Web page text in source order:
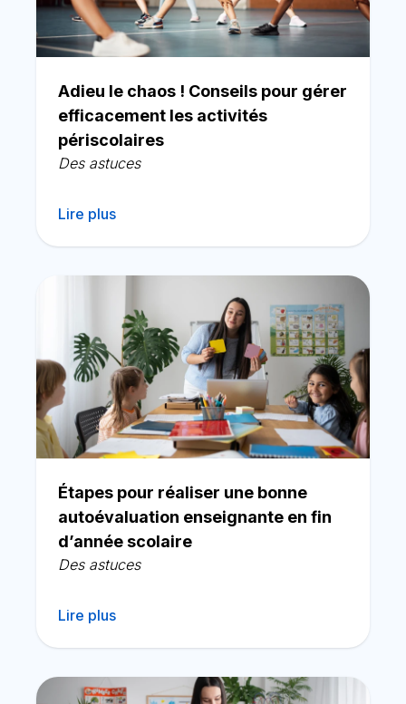
Adieu le chaos ! Conseils pour gérer
efficacement les activités
périscolaires
Des astuces
Lire plus
Étapes pour réaliser une bonne
autoévaluation enseignante en fin
d’année scolaire
Des astuces
Lire plus